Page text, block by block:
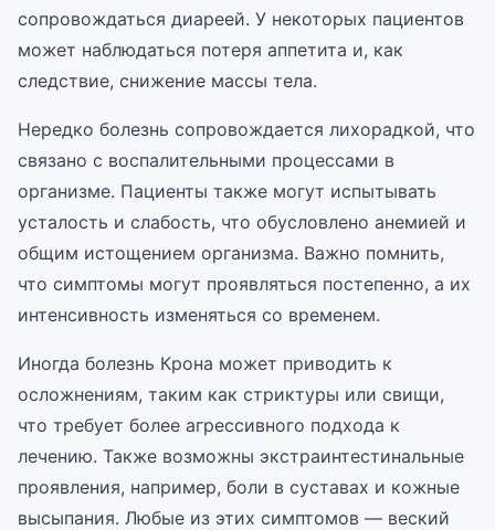
сопровождаться диареей. У некоторых пациентов
может наблюдаться потеря аппетита и, как
следствие, снижение массы тела.
Нередко болезнь сопровождается лихорадкой, что
связано с воспалительными процессами в
организме. Пациенты также могут испытывать
усталость и слабость, что обусловлено анемией и
общим истощением организма. Важно помнить,
что симптомы могут проявляться постепенно, а их
интенсивность изменяться со временем.
Иногда болезнь Крона может приводить к
осложнениям, таким как стриктуры или свищи,
что требует более агрессивного подхода к
лечению. Также возможны экстраинтестинальные
проявления, например, боли в суставах и кожные
высыпания. Любые из этих симптомов — веский